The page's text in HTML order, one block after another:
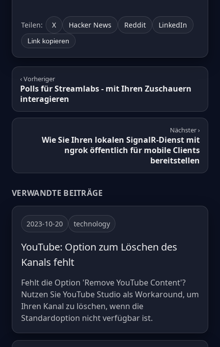
Teilen: X Hacker News Reddit LinkedIn
Link kopieren
‹ Vorheriger
Polls für Streamlabs - mit Ihren Zuschauern
interagieren
Nächster ›
Wie Sie Ihren lokalen SignalR-Dienst mit
ngrok öffentlich für mobile Clients
bereitstellen
VERWANDTE BEITRÄGE
2023-10-20 technology
YouTube: Option zum Löschen des
Kanals fehlt
Fehlt die Option 'Remove YouTube Content'?
Nutzen Sie YouTube Studio als Workaround, um
Ihren Kanal zu löschen, wenn die
Standardoption nicht verfügbar ist.